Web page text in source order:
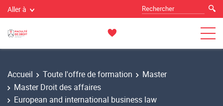
Aller à
Accueil Toute l'offre de formation
Master
Master Droit des affaires
European and international business law